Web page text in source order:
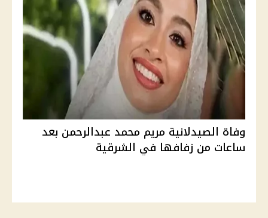
وفاة الصيدلانية مريم محمد عبدالرحمن بعد
ساعات من زفافها في الشرقية